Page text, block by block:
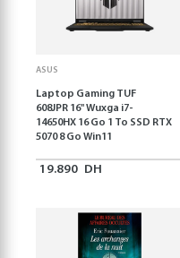
ASUS
Laptop Gaming TUF
608JPR 16'' Wuxga i7-
14650HX 16 Go 1 To SSD RTX
5070 8 Go Win11
19.890 DH